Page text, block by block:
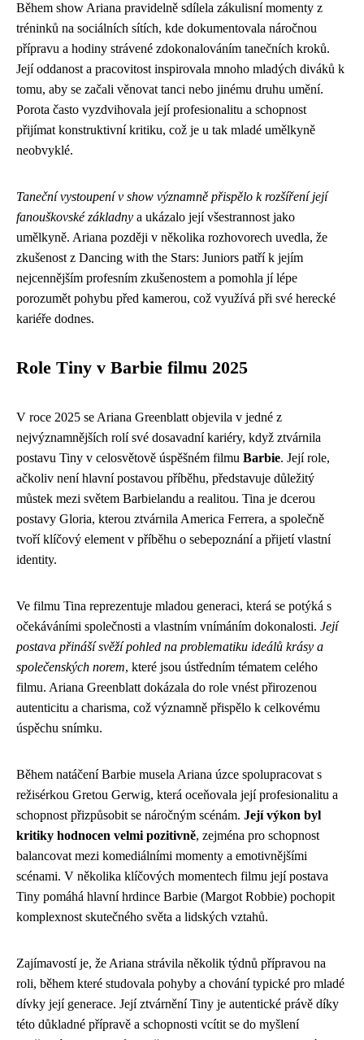
Během show Ariana pravidelně sdílela zákulisní momenty z
tréninků na sociálních sítích, kde dokumentovala náročnou
přípravu a hodiny strávené zdokonalováním tanečních kroků.
Její oddanost a pracovitost inspirovala mnoho mladých diváků k
tomu, aby se začali věnovat tanci nebo jinému druhu umění.
Porota často vyzdvihovala její profesionalitu a schopnost
přijímat konstruktivní kritiku, což je u tak mladé umělkyně
neobvyklé.
Taneční vystoupení v show významně přispělo k rozšíření její
fanouškovské základny a ukázalo její všestrannost jako
umělkyně. Ariana později v několika rozhovorech uvedla, že
zkušenost z Dancing with the Stars: Juniors patří k jejím
nejcennějším profesním zkušenostem a pomohla jí lépe
porozumět pohybu před kamerou, což využívá při své herecké
kariéře dodnes.
Role Tiny v Barbie filmu 2025
V roce 2025 se Ariana Greenblatt objevila v jedné z
nejvýznamnějších rolí své dosavadní kariéry, když ztvárnila
postavu Tiny v celosvětově úspěšném filmu Barbie. Její role,
ačkoliv není hlavní postavou příběhu, představuje důležitý
můstek mezi světem Barbielandu a realitou. Tina je dcerou
postavy Gloria, kterou ztvárnila America Ferrera, a společně
tvoří klíčový element v příběhu o sebepoznání a přijetí vlastní
identity.
Ve filmu Tina reprezentuje mladou generaci, která se potýká s
očekáváními společnosti a vlastním vnímáním dokonalosti. Její
postava přináší svěží pohled na problematiku ideálů krásy a
společenských norem, které jsou ústředním tématem celého
filmu. Ariana Greenblatt dokázala do role vnést přirozenou
autenticitu a charisma, což významně přispělo k celkovému
úspěchu snímku.
Během natáčení Barbie musela Ariana úzce spolupracovat s
režisérkou Gretou Gerwig, která oceňovala její profesionalitu a
schopnost přizpůsobit se náročným scénám. Její výkon byl
kritiky hodnocen velmi pozitivně, zejména pro schopnost
balancovat mezi komediálními momenty a emotivnějšími
scénami. V několika klíčových momentech filmu její postava
Tiny pomáhá hlavní hrdince Barbie (Margot Robbie) pochopit
komplexnost skutečného světa a lidských vztahů.
Zajímavostí je, že Ariana strávila několik týdnů přípravou na
roli, během které studovala pohyby a chování typické pro mladé
dívky její generace. Její ztvárnění Tiny je autentické právě díky
této důkladné přípravě a schopnosti vcítit se do myšlení